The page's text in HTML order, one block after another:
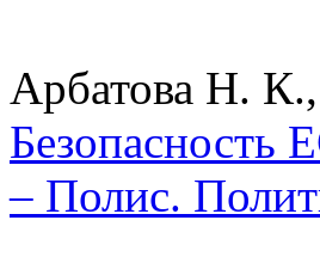
Арбатова Н. К.,
Безопасность
– Полис.